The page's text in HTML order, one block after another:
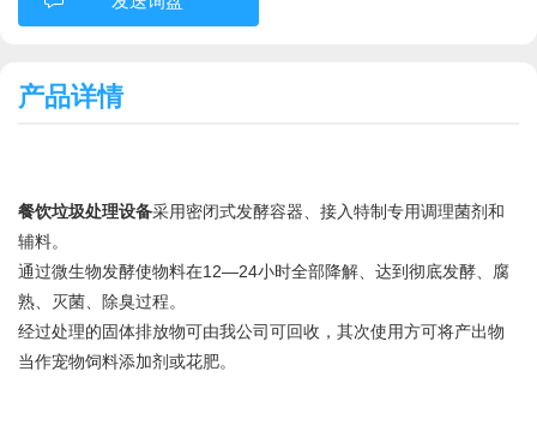
产品详情
餐饮垃圾处理设备采用密闭式发酵容器、接入特制专用调理菌剂和
辅料。
通过微生物发酵使物料在12—24小时全部降解、达到彻底发酵、腐
熟、灭菌、除臭过程。
经过处理的固体排放物可由我公司可回收，其次使用方可将产出物
当作宠物饲料添加剂或花肥。